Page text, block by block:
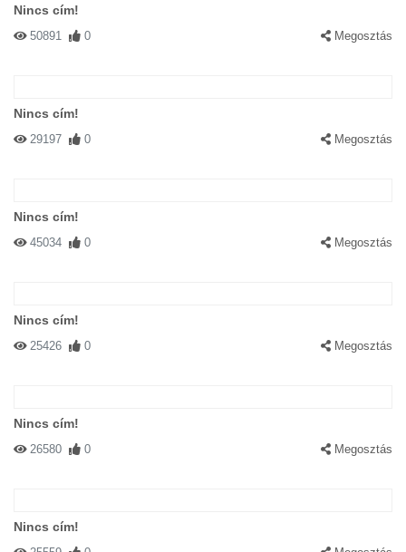
Nincs cím!
50891 0 Megosztás
Nincs cím!
29197 0 Megosztás
Nincs cím!
45034 0 Megosztás
Nincs cím!
25426 0 Megosztás
Nincs cím!
26580 0 Megosztás
Nincs cím!